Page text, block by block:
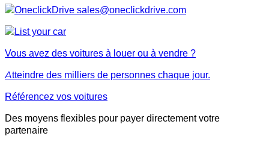
sales@oneclickdrive.com
Vous avez des voitures à louer ou à vendre ?
Atteindre des milliers de personnes chaque jour.
Référencez vos voitures
Des moyens flexibles pour payer directement votre
partenaire